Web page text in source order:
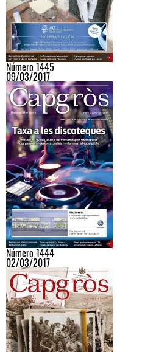
Número 1445
09/03/2017
Número 1444
02/03/2017